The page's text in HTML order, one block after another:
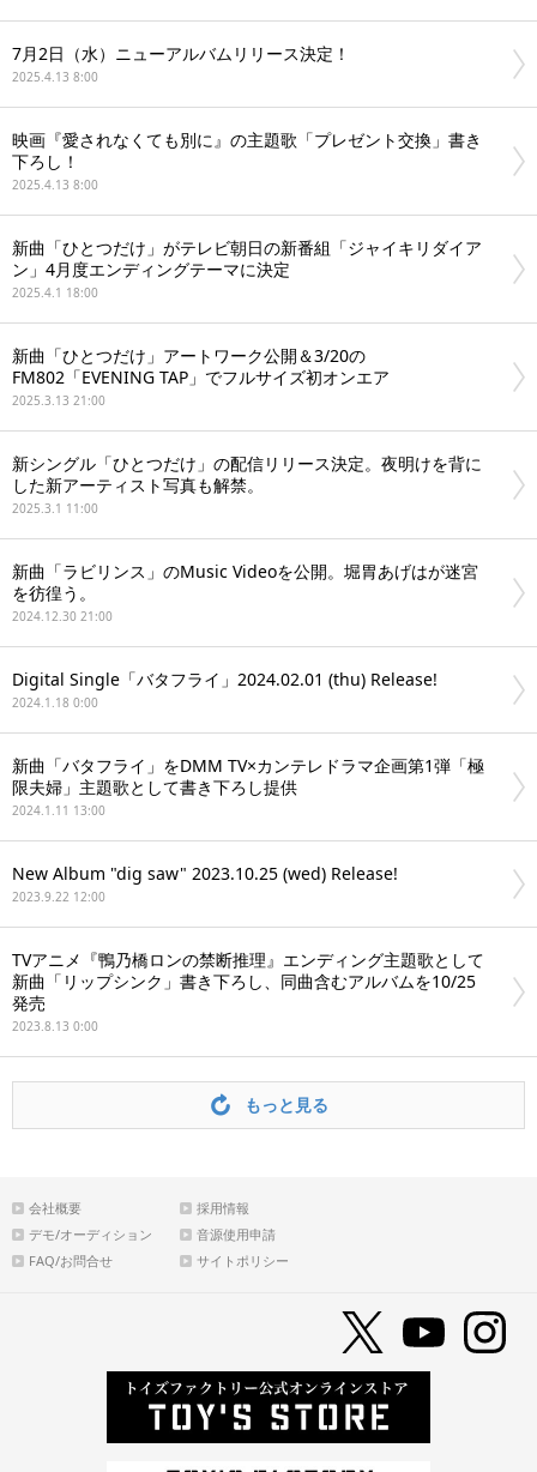
7月2日（水）ニューアルバムリリース決定！
2025.4.13 8:00
映画『愛されなくても別に』の主題歌「プレゼント交換」書き
下ろし！
2025.4.13 8:00
新曲「ひとつだけ」がテレビ朝日の新番組「ジャイキリダイア
ン」4月度エンディングテーマに決定
2025.4.1 18:00
新曲「ひとつだけ」アートワーク公開＆3/20の
FM802「EVENING TAP」でフルサイズ初オンエア
2025.3.13 21:00
新シングル「ひとつだけ」の配信リリース決定。夜明けを背に
した新アーティスト写真も解禁。
2025.3.1 11:00
新曲「ラビリンス」のMusic Videoを公開。堀胃あげはが迷宮
を彷徨う。
2024.12.30 21:00
Digital Single「バタフライ」2024.02.01 (thu) Release!
2024.1.18 0:00
新曲「バタフライ」をDMM TV×カンテレドラマ企画第1弾「極
限夫婦」主題歌として書き下ろし提供
2024.1.11 13:00
New Album "dig saw" 2023.10.25 (wed) Release!
2023.9.22 12:00
TVアニメ『鴨乃橋ロンの禁断推理』エンディング主題歌として
新曲「リップシンク」書き下ろし、同曲含むアルバムを10/25
発売
2023.8.13 0:00
もっと見る
会社概要
採用情報
デモ/オーディション
音源使用申請
FAQ/お問合せ
サイトポリシー